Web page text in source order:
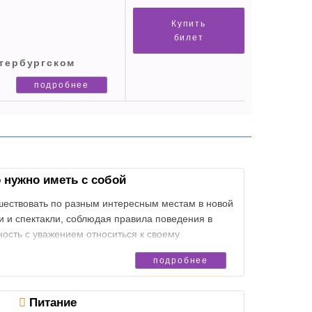
Юные учёные
модель
Купить
билет
как
космонавтом? С
и узнаем о
подробнее
нужно иметь с собой
по разным интересным местам в новой
и спектакли, соблюдая правила поведения в
с уважением относиться к своему
Умение аккуратно обращаться со своими
воды и мобильный телефон, упакованные в
подробнее
Питание